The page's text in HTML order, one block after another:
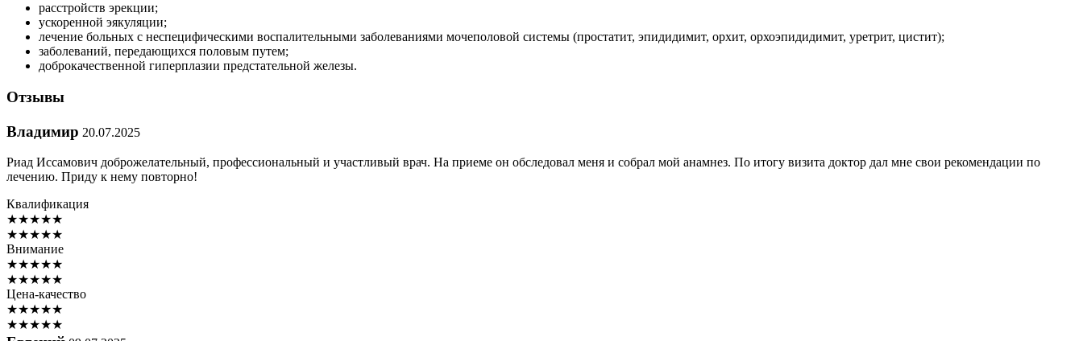
расстройств эрекции;
ускоренной эякуляции;
лечение больных с неспецифическими воспалительными заболеваниями мочеполовой системы (простатит, эпидидимит, орхит, орхоэпидидимит, уретрит, цистит);
заболеваний, передающихся половым путем;
доброкачественной гиперплазии предстательной железы.
Отзывы
Владимир 20.07.2025
Риад Иссамович доброжелательный, профессиональный и участливый врач. На приеме он обследовал меня и собрал мой анамнез. По итогу визита доктор дал мне свои рекомендации по
лечению. Приду к нему повторно!
Квалификация
★★★★★
★★★★★
Внимание
★★★★★
★★★★★
Цена-качество
★★★★★
★★★★★